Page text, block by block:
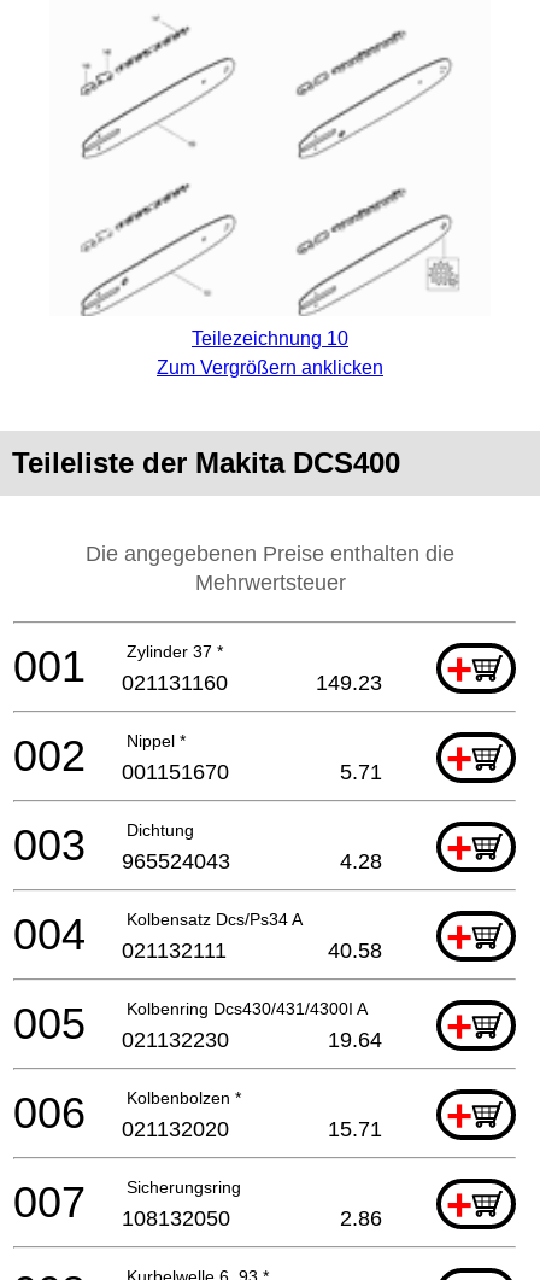
Teilezeichnung 10
Zum Vergrößern anklicken
Teileliste der Makita DCS400
Die angegebenen Preise enthalten die
Mehrwertsteuer
Zylinder 37 * +
001 021131160 149.23
Nippel * +
002 001151670 5.71
Dichtung +
003 965524043 4.28
Kolbensatz Dcs/Ps34 A +
004 021132111 40.58
Kolbenring Dcs430/431/4300I A +
005 021132230 19.64
Kolbenbolzen * +
006 021132020 15.71
Sicherungsring +
007 108132050 2.86